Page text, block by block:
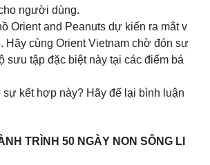
người dùng.
Orient and Peanuts dự kiến ra mắt v
Hãy cùng Orient Vietnam chờ đón sự
sưu tập đặc biệt này tại các điểm bá
sự kết hợp này? Hãy để lại bình luận
TRÌNH 50 NGÀY NON SÔNG LI